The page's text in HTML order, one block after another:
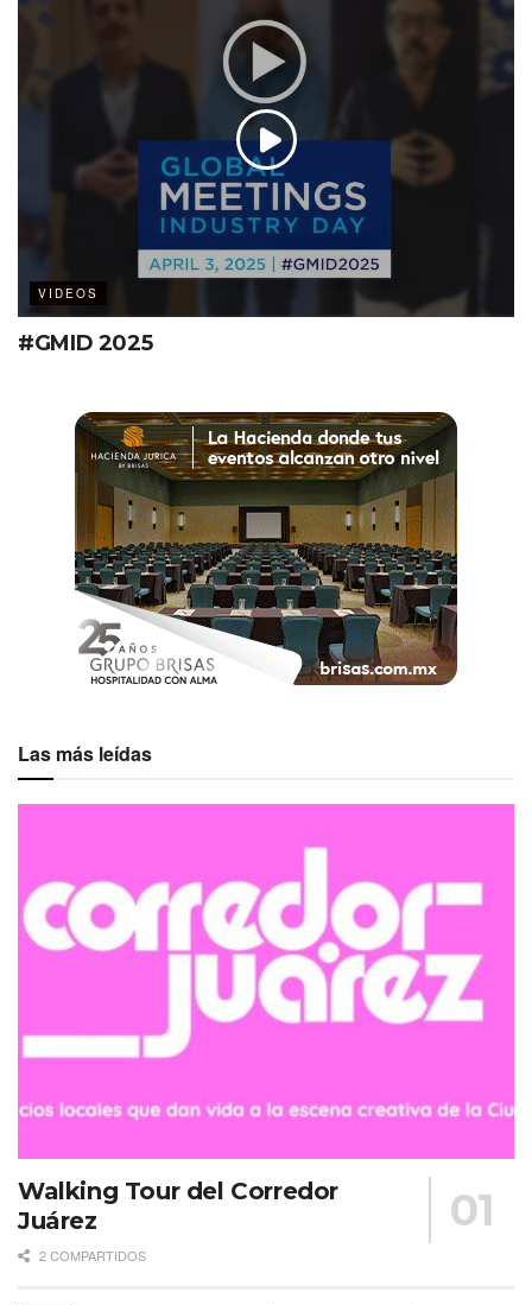
VIDEOS
#GMID 2025
Las más leídas
Walking Tour del Corredor
Juárez
2 COMPARTIDOS